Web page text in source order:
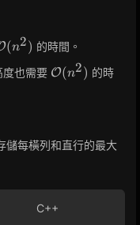
(n2) 的時間。
度也需要 \mathcal{O}
(n^2)
O(n2) 的時
儲每橫列和直行的最大
C++